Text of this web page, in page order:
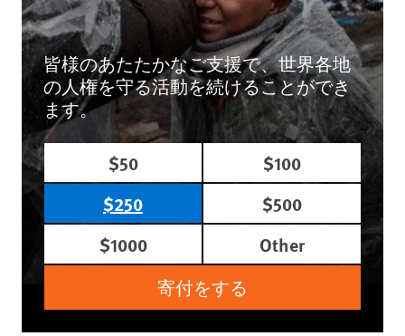
皆様のあたたかなご支援で、世界各地
の人権を守る活動を続けることができ
ます。
$50
$100
$250
$500
$1000
Other
寄付をする